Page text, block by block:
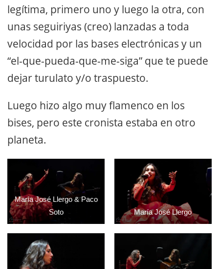
legítima, primero uno y luego la otra, con
unas seguiriyas (creo) lanzadas a toda
velocidad por las bases electrónicas y un
“el-que-pueda-que-me-siga” que te puede
dejar turulato y/o traspuesto.
Luego hizo algo muy flamenco en los
bises, pero este cronista estaba en otro
planeta.
María José Llergo & Paco
Soto
María José Llergo